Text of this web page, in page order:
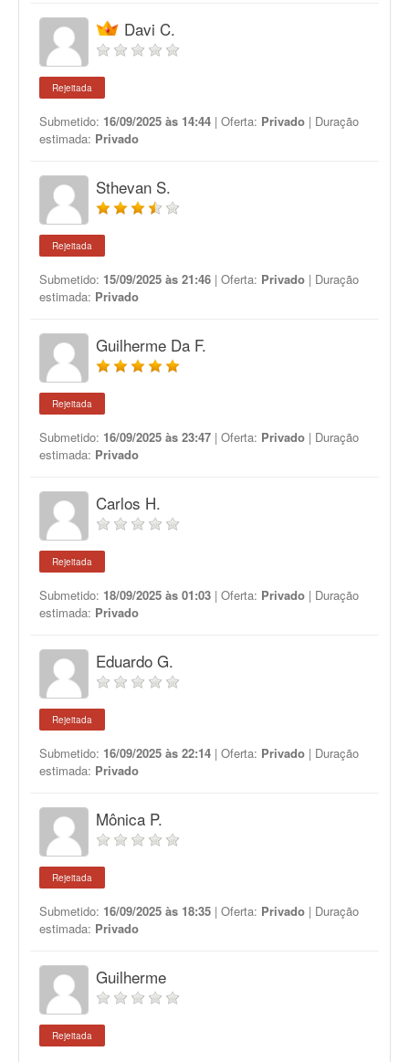
Davi C.
Rejeitada
Submetido: 16/09/2025 às 14:44 | Oferta: Privado | Duração
estimada: Privado
Sthevan S.
Rejeitada
Submetido: 15/09/2025 às 21:46 | Oferta: Privado | Duração
estimada: Privado
Guilherme Da F.
Rejeitada
Submetido: 16/09/2025 às 23:47 | Oferta: Privado | Duração
estimada: Privado
Carlos H.
Rejeitada
Submetido: 18/09/2025 às 01:03 | Oferta: Privado | Duração
estimada: Privado
Eduardo G.
Rejeitada
Submetido: 16/09/2025 às 22:14 | Oferta: Privado | Duração
estimada: Privado
Mônica P.
Rejeitada
Submetido: 16/09/2025 às 18:35 | Oferta: Privado | Duração
estimada: Privado
Guilherme
Rejeitada